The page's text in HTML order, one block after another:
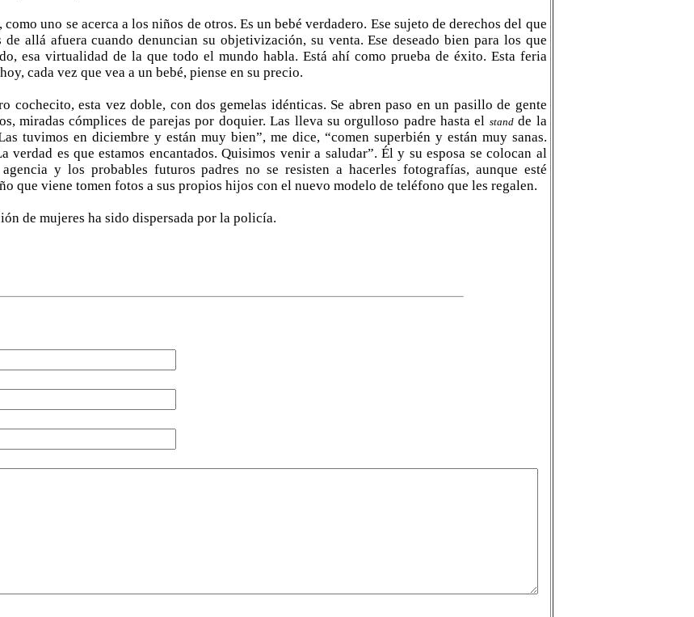
uno se acerca a los niños de otros. Es un bebé verdadero. Ese sujeto de derechos del que
de allá afuera cuando denuncian su objetivización, su venta. Ese deseado bien para los que
esa virtualidad de la que todo el mundo habla. Está ahí como prueba de éxito. Esta feria
cada vez que vea a un bebé, piense en su precio.
cochecito, esta vez doble, con dos gemelas idénticas. Se abren paso en un pasillo de gente
miradas cómplices de parejas por doquier. Las lleva su orgulloso padre hasta el stand de la
tuvimos en diciembre y están muy bien”, me dice, “comen superbién y están muy sanas.
verdad es que estamos encantados. Quisimos venir a saludar”. Él y su esposa se colocan al
y los probables futuros padres no se resisten a hacerles fotografías, aunque esté
que viene tomen fotos a sus propios hijos con el nuevo modelo de teléfono que les regalen.
de mujeres ha sido dispersada por la policía.